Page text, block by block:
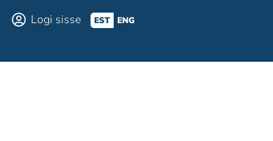
Logi sisse EST ENG